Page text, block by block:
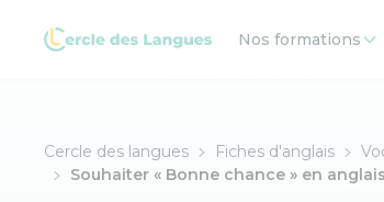
Nos formations
Cercle des langues Fiches d'anglais
Souhaiter « Bonne chance » en